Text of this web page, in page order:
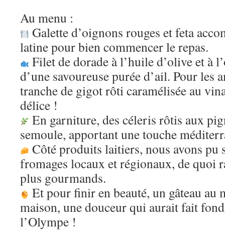
Au menu :
Galette d’oignons rouges et feta
latine pour bien commencer le repas.
Filet de dorade à l’huile d’olive et à
d’une savoureuse purée d’ail. Pour les
tranche de gigot rôti caramélisée au
délice !
En garniture, des céleris rôtis aux
semoule, apportant une touche
Côté produits laitiers, nous avons pu
fromages locaux et régionaux, de quoi
plus gourmands.
Et pour finir en beauté, un gâteau au
maison, une douceur qui aurait fait
l’Olympe !